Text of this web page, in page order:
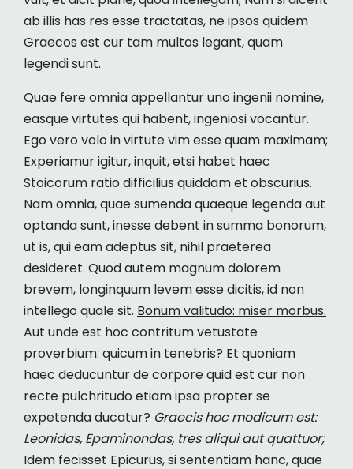
ab illis has res esse tractatas, ne ipsos quidem
Graecos est cur tam multos legant, quam
legendi sunt.
Quae fere omnia appellantur uno ingenii nomine,
easque virtutes qui habent, ingeniosi vocantur.
Ego vero volo in virtute vim esse quam maximam;
Experiamur igitur, inquit, etsi habet haec
Stoicorum ratio difficilius quiddam et obscurius.
Nam omnia, quae sumenda quaeque legenda aut
optanda sunt, inesse debent in summa bonorum,
ut is, qui eam adeptus sit, nihil praeterea
desideret. Quod autem magnum dolorem
brevem, longinquum levem esse dicitis, id non
intellego quale sit. Bonum valitudo: miser morbus.
Aut unde est hoc contritum vetustate
proverbium: quicum in tenebris? Et quoniam
haec deducuntur de corpore quid est cur non
recte pulchritudo etiam ipsa propter se
expetenda ducatur? Graecis hoc modicum est:
Leonidas, Epaminondas, tres aliqui aut quattuor;
Idem fecisset Epicurus, si sententiam hanc, quae